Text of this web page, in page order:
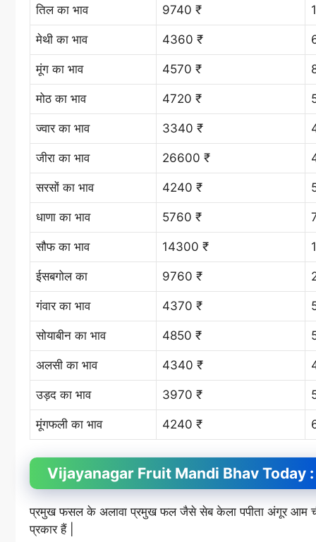
तिल का भाव 9740 ₹
मेथी का भाव 4360 ₹
मूंग का भाव 4570 ₹
मोठ का भाव 4720 ₹
ज्वार का भाव 3340 ₹
जीरा का भाव 26600 ₹
सरसों का भाव 4240 ₹
धाणा का भाव 5760 ₹
सौफ का भाव 14300 ₹
ईसबगोल का 9760 ₹
गंवार का भाव 4370 ₹
सोयाबीन का भाव 4850 ₹
अलसी का भाव 4340 ₹
उड़द का भाव 3970 ₹
मूंगफली का भाव 4240 ₹
Vijayanagar Fruit Mandi Bhav Today :
प्रमुख फसल के अलावा प्रमुख फल जैसे सेब केला पपीता अंगूर आम
प्रकार हैं |